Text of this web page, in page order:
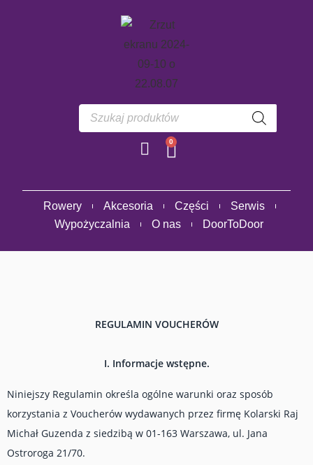
0
Rowery Akcesoria Części
Serwis
Wypożyczalnia
O nas DoorToDoor
REGULAMIN VOUCHERÓW
I. Informacje wstępne.
Niniejszy Regulamin określa ogólne warunki oraz sposób
korzystania z Voucherów wydawanych przez firmę Kolarski Raj
Michał Guzenda z siedzibą w 01-163 Warszawa, ul. Jana
Ostroroga 21/70.